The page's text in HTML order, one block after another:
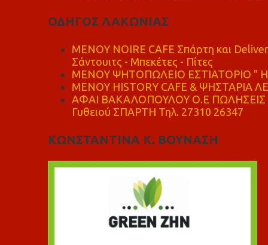
ΟΔΗΓΟΣ ΛΑΚΩΝΙΑΣ
MENOY NOIRE CAFE Σπάρτη και
Σάντουιτς - Μπεκέτες - Πίτες
ΜΕΝΟΥ ΨΗΤΟΠΩΛΕΙΟ ΕΣΤΙΑΤΟΡΙΟ "
ΜΕΝΟΥ HISTORY CAFE & ΨΗΣΤΑΡΙΑ
ΑΦΑΙ ΒΑΚΑΛΟΠΟΥΛΟΥ Ο.Ε ΠΩΛΗΣΕΙΣ
Γυθειού ΣΠΑΡΤΗ Τηλ. 27310 26347
ΚΩΝΣΤΑΝΤΙΝΑ Κ. ΒΟΥΝΑΣΗ